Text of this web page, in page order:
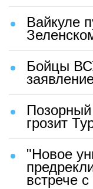
Вайкуле
Бойцы
грозит
"Новое
встрече